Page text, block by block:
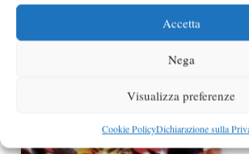
Accetta
Nega
Visualizza preferenze
Cookie PolicyDichiarazione sulla
Honda Cross Tourer 2012